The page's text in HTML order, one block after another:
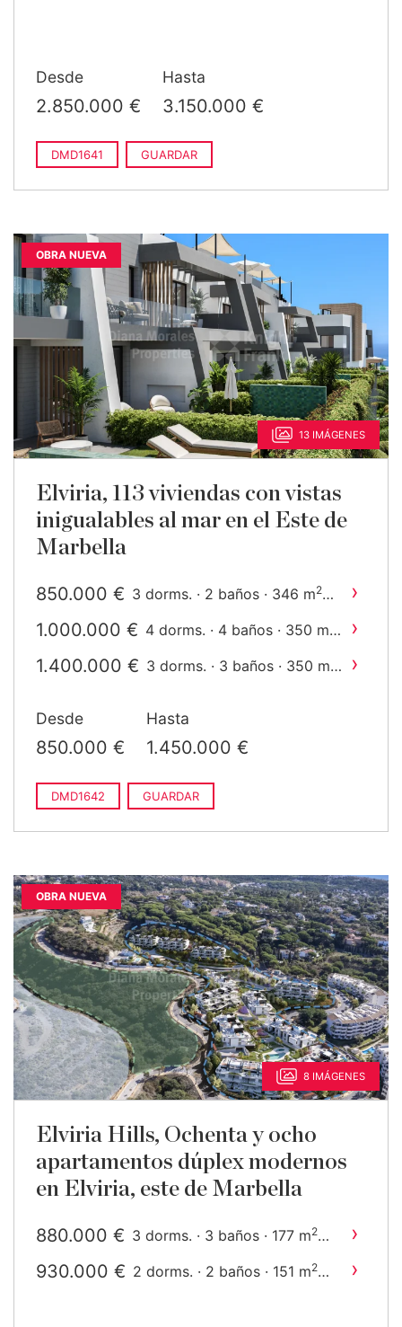
Desde
2.850.000 €
Hasta
3.150.000 €
DMD1641 GUARDAR
OBRA NUEVA
13 IMÁGENES
Elviria, 113 viviendas con vistas
inigualables al mar en el Este de
Marbella
850.000 € 3 dorms. · 2 baños · 346 m2 ›
1.000.000 € 4 dorms. · 4 baños · 350 m ›
1.400.000 € 3 dorms. · 3 baños · 350 m ›
Desde
850.000 €
Hasta
1.450.000 €
DMD1642 GUARDAR
OBRA NUEVA
8 IMÁGENES
Elviria Hills, Ochenta y ocho
apartamentos dúplex modernos
en Elviria, este de Marbella
880.000 € 3 dorms. · 3 baños · 177 m2 ›
930.000 € 2 dorms. · 2 baños · 151 m2 ›